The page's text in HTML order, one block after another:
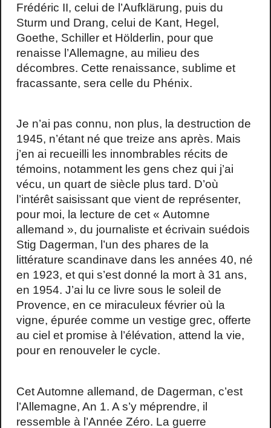
Frédéric II, celui de l’Aufklärung, puis du
Sturm und Drang, celui de Kant, Hegel,
Goethe, Schiller et Hölderlin, pour que
renaisse l’Allemagne, au milieu des
décombres. Cette renaissance, sublime et
fracassante, sera celle du Phénix.
Je n’ai pas connu, non plus, la destruction de
1945, n’étant né que treize ans après. Mais
j’en ai recueilli les innombrables récits de
témoins, notamment les gens chez qui j’ai
vécu, un quart de siècle plus tard. D’où
l’intérêt saisissant que vient de représenter,
pour moi, la lecture de cet « Automne
allemand », du journaliste et écrivain suédois
Stig Dagerman, l’un des phares de la
littérature scandinave dans les années 40, né
en 1923, et qui s’est donné la mort à 31 ans,
en 1954. J’ai lu ce livre sous le soleil de
Provence, en ce miraculeux février où la
vigne, épurée comme un vestige grec, offerte
au ciel et promise à l’élévation, attend la vie,
pour en renouveler le cycle.
Cet Automne allemand, de Dagerman, c’est
l’Allemagne, An 1. A s’y méprendre, il
ressemble à l’Année Zéro. La guerre